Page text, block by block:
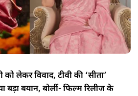
लेकर विवाद, टीवी की ‘सीता’
बड़ा बयान, बोलीं- फिल्म रिलीज के